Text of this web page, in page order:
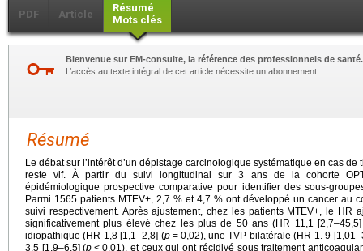
PDF Article
Résumé
Mots clés
Bienvenue sur EM-consulte, la référence des professionnels de santé.
L’accès au texte intégral de cet article nécessite un abonnement.
Résumé
Le débat sur l’intérêt d’un dépistage carcinologique systématique en cas
reste vif. À partir du suivi longitudinal sur 3 ans de la cohorte
épidémiologique prospective comparative pour identifier des sous-
Parmi 1565 patients MTEV+, 2,7 % et 4,7 % ont développé un cancer au
suivi respectivement. Après ajustement, chez les patients MTEV+, le HR
significativement plus élevé chez les plus de 50 ans (HR 11,1
idiopathique (HR 1,8 [1,1–2,8] (p = 0,02), une TVP bilatérale (HR 1. 9
3,5 [1,9–6,5] (p < 0,01), et ceux qui ont récidivé sous traitement